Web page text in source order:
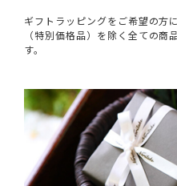
ギフトラッピングをご希望の方
（特別価格品）を除く全ての
す。